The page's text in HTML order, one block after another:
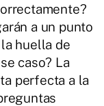
a un punto
huella de
caso? La
perfecta a la